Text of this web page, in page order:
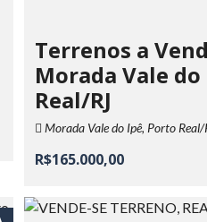
Terrenos a
Morada Vale
Real/RJ
Morada Vale do Ipê, Porto Real/
R$165.000,00